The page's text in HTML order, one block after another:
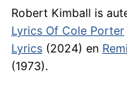
Robert Kimball is
Lyrics Of Cole Porter
Lyrics (2024) en
(1973).